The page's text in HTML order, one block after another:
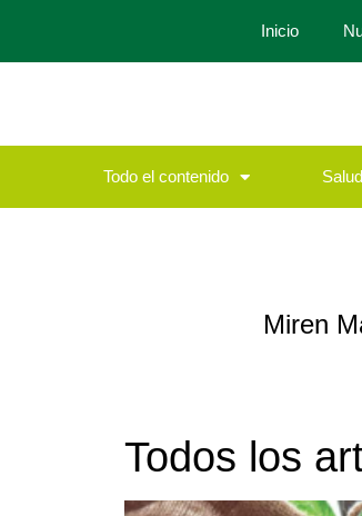
Inicio
Todo el contenido
Miren
Todos los